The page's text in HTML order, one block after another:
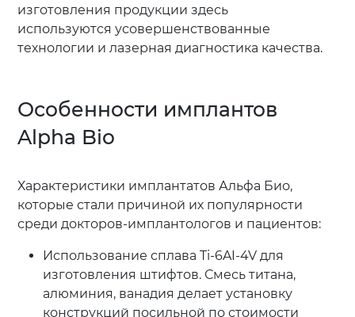
изготовления продукции здесь
используются усовершенствованные
технологии и лазерная диагностика качества.
Особенности имплантов
Alpha Bio
Характеристики имплантатов Альфа Био,
которые стали причиной их популярности
среди докторов-имплантологов и пациентов:
Использование сплава Ti-6AI-4V для
изготовления штифтов. Смесь титана,
алюминия, ванадия делает установку
конструкций посильной по стоимости